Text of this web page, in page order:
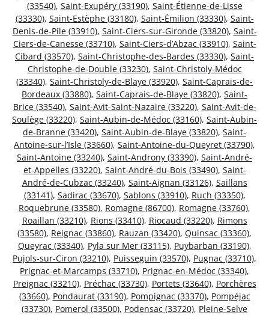
(33540), Saint-Exupéry (33190), Saint-Étienne-de-Lisse
(33330), Saint-Estèphe (33180), Saint-Émilion (33330), Saint-
Denis-de-Pile (33910), Saint-Ciers-sur-Gironde (33820), Saint-
Ciers-de-Canesse (33710), Saint-Ciers-d’Abzac (33910), Saint-
Cibard (33570), Saint-Christophe-des-Bardes (33330), Saint-
Christophe-de-Double (33230), Saint-Christoly-Médoc
(33340), Saint-Christoly-de-Blaye (33920), Saint-Caprais-de-
Bordeaux (33880), Saint-Caprais-de-Blaye (33820), Saint-
Brice (33540), Saint-Avit-Saint-Nazaire (33220), Saint-Avit-de-
Soulège (33220), Saint-Aubin-de-Médoc (33160), Saint-Aubin-
de-Branne (33420), Saint-Aubin-de-Blaye (33820), Saint-
Antoine-sur-l’Isle (33660), Saint-Antoine-du-Queyret (33790),
Saint-Antoine (33240), Saint-Androny (33390), Saint-André-
et-Appelles (33220), Saint-André-du-Bois (33490), Saint-
André-de-Cubzac (33240), Saint-Aignan (33126), Saillans
(33141), Sadirac (33670), Sablons (33910), Ruch (33350),
Roquebrune (33580), Romagne (86700), Romagne (33760),
Roaillan (33210), Rions (33410), Riocaud (33220), Rimons
(33580), Reignac (33860), Rauzan (33420), Quinsac (33360),
Queyrac (33340), Pyla sur Mer (33115), Puybarban (33190),
Pujols-sur-Ciron (33210), Puisseguin (33570), Pugnac (33710),
Prignac-et-Marcamps (33710), Prignac-en-Médoc (33340),
Preignac (33210), Préchac (33730), Portets (33640), Porchères
(33660), Pondaurat (33190), Pompignac (33370), Pompéjac
(33730), Pomerol (33500), Podensac (33720), Pleine-Selve